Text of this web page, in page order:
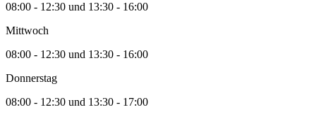
08:00 - 12:30 und 13:30 - 16:00
Mittwoch
08:00 - 12:30 und 13:30 - 16:00
Donnerstag
08:00 - 12:30 und 13:30 - 17:00